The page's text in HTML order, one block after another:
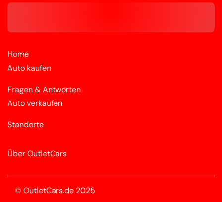
Home
Auto kaufen
Fragen & Antworten
Auto verkaufen
Standorte
Über OutletCars
© OutletCars.de 2025